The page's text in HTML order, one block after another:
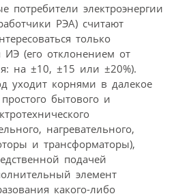
потребители электроэнергии
РЭА) считают
только
(его отклонением от
на ±10, ±15 или ±20%).
уходит корнями в далекое
бытового и
нагревательного,
и трансформаторы),
подачей
элемент
какого-либо